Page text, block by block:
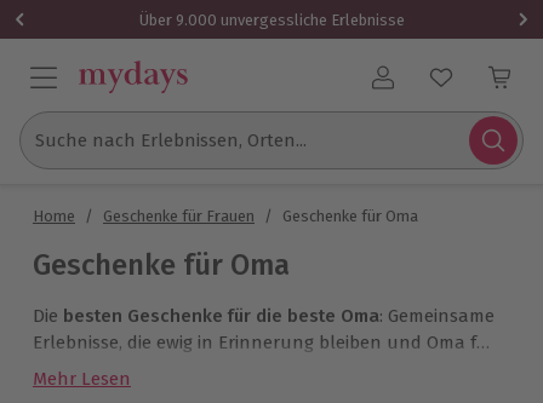
Über 9.000 unvergessliche Erlebnisse
Benutzerkonto
Suche nach Erlebnissen, Orten...
Home / Geschenke für Frauen / Geschenke für Oma
Geschenke für Oma
Die besten Geschenke für die beste Oma: Gemeinsame
Erlebnisse, die ewig in Erinnerung bleiben und Oma für
ihre unermüdliche Liebe belohnen. Bei mydays findest
Mehr Lesen